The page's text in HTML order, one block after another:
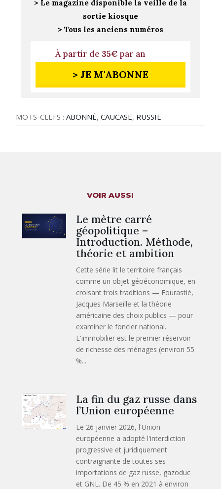
> Le magazine disponible la veille de la
sortie kiosque
> Tous les anciens numéros
À partir de 35€par an
> JE M'ABONNE
MOTS-CLEFS :ABONNÉ,CAUCASE, RUSSIE
VOIR AUSSI
Le mètre carré
géopolitique –
Introduction. Méthode,
théorie et ambition
Cette série lit le territoire français
comme un objet géoéconomique, en
croisant trois traditions — Fourastié,
Jacques Marseille et la théorie
américaine des choix publics — pour
examiner le foncier national.
L'immobilier est le premier réservoir
de richesse des ménages (environ 55
%...
La fin du gaz russe dans
l’Union européenne
Le 26 janvier 2026, l'Union
européenne a adopté l'interdiction
progressive et juridiquement
contraignante de toutes ses
importations de gaz russe, gazoduc
et GNL. De 45 % en 2021 à environ